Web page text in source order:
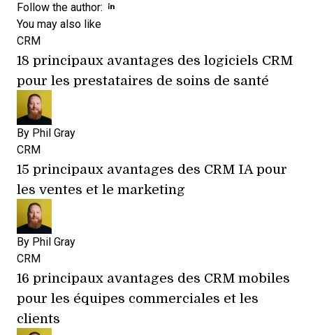
Follow the author: Opens new window
You may also like
CRM
18 principaux avantages des logiciels CRM
pour les prestataires de soins de santé
By Phil Gray
CRM
15 principaux avantages des CRM IA pour
les ventes et le marketing
By Phil Gray
CRM
16 principaux avantages des CRM mobiles
pour les équipes commerciales et les
clients